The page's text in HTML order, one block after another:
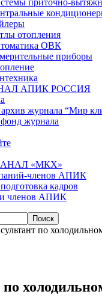
отопления
ОВК
приборы
АПИК РОССИЯ
журнала “Мир
журнала
«МКХ»
членов АПИК
кадров
членов АПИК
по